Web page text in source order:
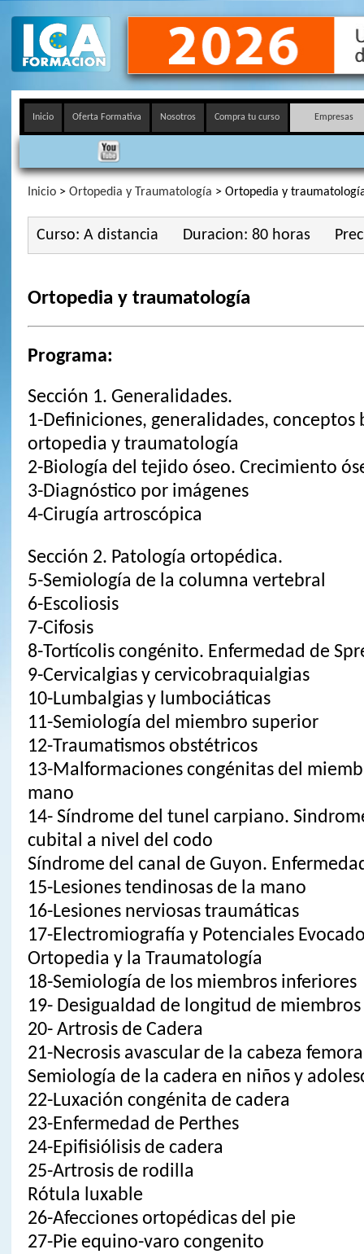
Inicio Oferta Formativa Nosotros Compra tu curso Empresas
Inicio> Ortopedia y Traumatología > Ortopedia y
Curso: A distancia Duracion: 80 horas
Ortopedia y traumatología
Programa:
Sección 1. Generalidades.
1-Definiciones, generalidades, conceptos
ortopedia y traumatología
2-Biología del tejido óseo. Crecimiento
3-Diagnóstico por imágenes
4-Cirugía artroscópica
Sección 2. Patología ortopédica.
5-Semiología de la columna vertebral
6-Escoliosis
7-Cifosis
8-Tortícolis congénito. Enfermedad de
9-Cervicalgias y cervicobraquialgias
10-Lumbalgias y lumbociáticas
11-Semiología del miembro superior
12-Traumatismos obstétricos
13-Malformaciones congénitas del
mano
14- Síndrome del tunel carpiano.
cubital a nivel del codo
Síndrome del canal de Guyon.
15-Lesiones tendinosas de la mano
16-Lesiones nerviosas traumáticas
17-Electromiografía y Potenciales
Ortopedia y la Traumatología
18-Semiología de los miembros inferiores
19- Desigualdad de longitud de
20- Artrosis de Cadera
21-Necrosis avascular de la cabeza
Semiología de la cadera en niños y
22-Luxación congénita de cadera
23-Enfermedad de Perthes
24-Epifisiólisis de cadera
25-Artrosis de rodilla
Rótula luxable
26-Afecciones ortopédicas del pie
27-Pie equino-varo congenito